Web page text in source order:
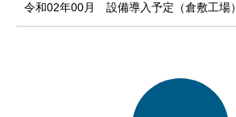
令和02年00月 設備導入予定（倉敷工場）